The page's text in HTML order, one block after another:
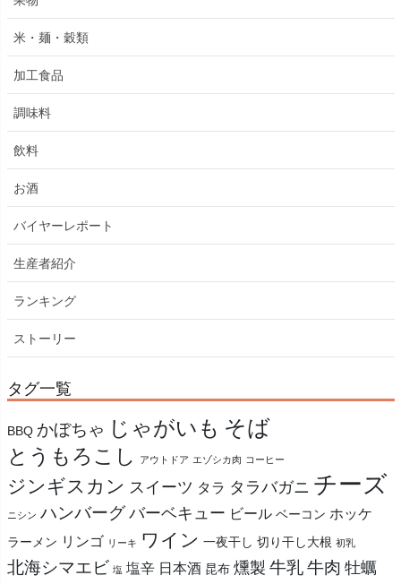
米・麺・穀類
加工食品
調味料
飲料
お酒
バイヤーレポート
生産者紹介
ランキング
ストーリー
タグ一覧
BBQ かぼちゃ じゃがいも そば
とうもろこし アウトドア エゾシカ肉 コーヒー
ジンギスカン スイーツ タラ タラバガニ チーズ
ニシン ハンバーグ バーベキュー ビール ベーコン ホッケ
ラーメン リンゴ リーキ ワイン 一夜干し 切り干し大根 初乳
北海シマエビ 塩 塩辛 日本酒 昆布 燻製 牛乳 牛肉 牡蠣